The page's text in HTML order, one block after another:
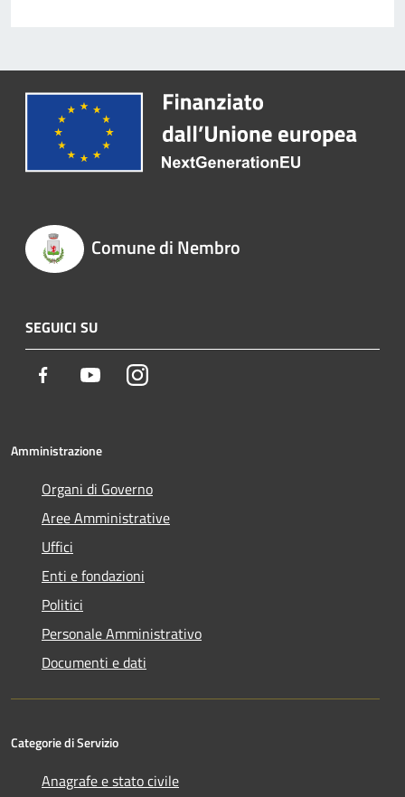
Comune di Nembro
SEGUICI SU
Facebook YoutubeInstagram
Amministrazione
Organi di Governo
Aree Amministrative
Uffici
Enti e fondazioni
Politici
Personale Amministrativo
Documenti e dati
Categorie di Servizio
Anagrafe e stato civile